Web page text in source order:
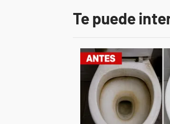
Te puede